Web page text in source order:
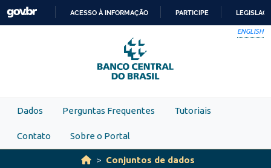
Skip to main content
PARA
O
CONTEÚDO
ACESSO À INFORMAÇÃO PARTICIPE
ENGLISH
Dados Perguntas Frequentes Tutoriais
Contato Sobre o Portal
Conjuntos de dados